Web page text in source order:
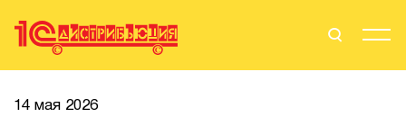
Поиск
14 мая 2026